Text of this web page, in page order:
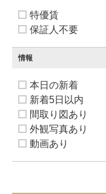
特優賃
保証人不要
情報
本日の新着
新着5日以内
間取り図あり
外観写真あり
動画あり